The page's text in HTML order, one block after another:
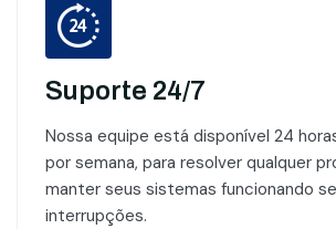
Suporte 24/7
Nossa equipe está disponível 24
por semana, para resolver qualquer
manter seus sistemas funcionando
interrupções.